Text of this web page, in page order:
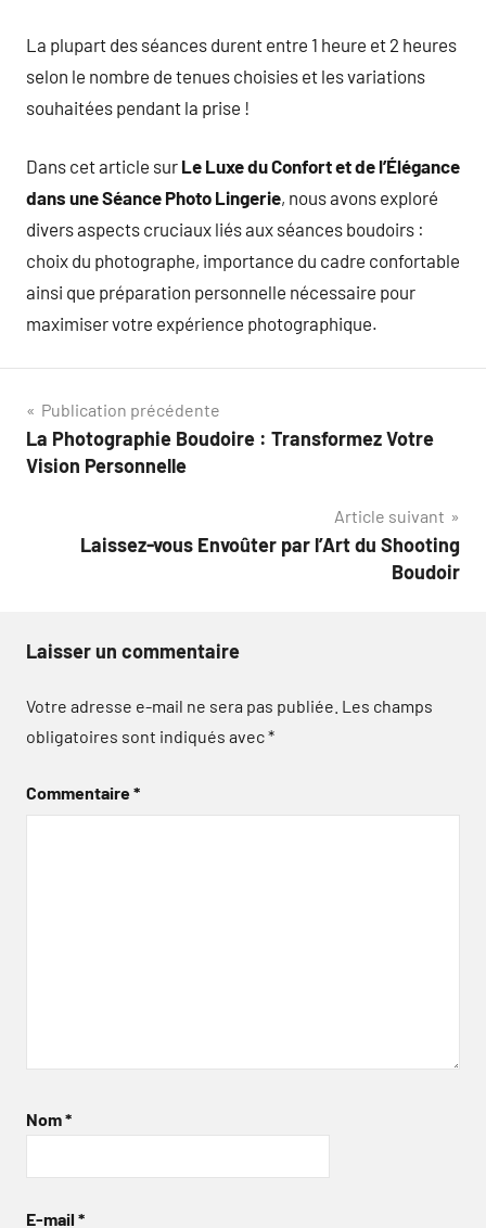
La plupart des séances durent entre 1 heure et 2 heures
selon le nombre de tenues choisies et les variations
souhaitées pendant la prise !
Dans cet article sur Le Luxe du Confort et de l’Élégance
dans une Séance Photo Lingerie, nous avons exploré
divers aspects cruciaux liés aux séances boudoirs :
choix du photographe, importance du cadre confortable
ainsi que préparation personnelle nécessaire pour
maximiser votre expérience photographique.
Navigation
de
Publication précédente
La Photographie Boudoire : Transformez Votre
Vision Personnelle
Article suivant
Laissez-vous Envoûter par l’Art du Shooting
Boudoir
Laisser un commentaire
Votre adresse e-mail ne sera pas publiée. Les champs
obligatoires sont indiqués avec*
Commentaire*
Nom*
E-mail *